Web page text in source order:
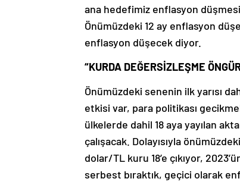
ana hedefimiz enflasyon
Önümüzdeki 12 ay enflasyon
enflasyon düşecek diyor.
“KURDA DEĞERSİZLEŞME
Önümüzdeki senenin ilk yarısı
etkisi var, para politikası
ülkelerde dahil 18 aya yayılan
çalışacak. Dolayısıyla
dolar/TL kuru 18’e çıkıyor,
serbest bıraktık, geçici olarak